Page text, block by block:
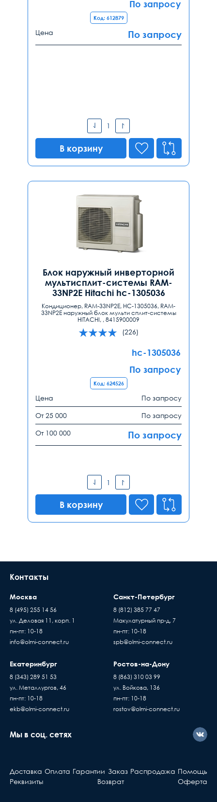
По запросу
Код: 612879
Цена По запросу
В корзину
Блок наружный инверторной
мультисплит-системы RAM-
33NP2E Hitachi hc-1305036
Кондиционер, RAM-33NP2E, HC-1305036, RAM-
33NP2E наружный блок мульти сплит-системы
HITACHI, , 8415900009
(226)
hc-1305036
По запросу
Код: 624526
Цена По запросу
От 25 000 По запросу
От 100 000 По запросу
В корзину
Контакты
Москва
8 (495) 255 14 56
ул. Деловая 11, корп. 1
пн-пт: 10-18
info@olmi-connect.ru
Санкт-Петербург
8 (812) 385 77 47
Макулатурный пр-д, 7
пн-пт: 10-18
spb@olmi-connect.ru
Екатеринбург
8 (343) 289 51 53
ул. Металлургов, 46
пн-пт: 10-18
ekb@olmi-connect.ru
Ростов-на-Дону
8 (863) 310 03 99
ул. Войкова, 136
пн-пт: 10-18
rostov@olmi-connect.ru
Мы в соц. сетях
Доставка Оплата Гарантии Заказ Распродажа Помощь
Реквизиты
Возврат Оферта